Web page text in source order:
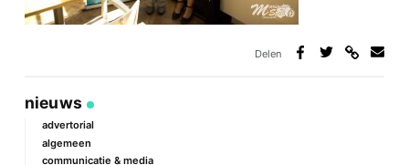
Delen
nieuws
advertorial
algemeen
communicatie & media